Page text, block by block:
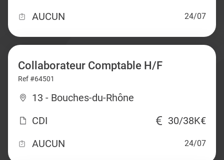
AUCUN
24/07
Collaborateur Comptable H/F
Ref #64501
13 - Bouches-du-Rhône
CDI
30/38K€
AUCUN
24/07